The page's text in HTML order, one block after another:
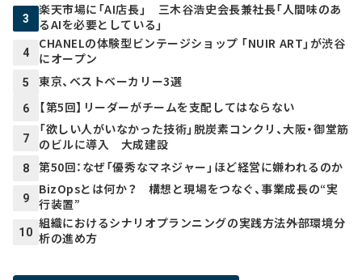
3
楽天市場に「AI店長」 三木谷浩史会長兼社長「人間味のあ
るAIを必要としている」
4
CHANELの体験型ビンテージショップ 「NUIR ART」が渋谷
にオープン
5 東京、ベストベーカリー3選
6 【第5回】リーダーがチームを支配してはならない
7
「欲しい人がいなかった技術」脱炭素コンクリ、大阪・御堂筋
のビルに導入 大成建設
8 第50回：なぜ「優秀なマネジャー」ほど経営に嫌われるのか
9
BizOpsとは何か？ 構想と現場をつなぐ、事業成長の“実
行装置”
10
組織におけるシナリオプランニングの実践方法――外部環境分
析の進め方